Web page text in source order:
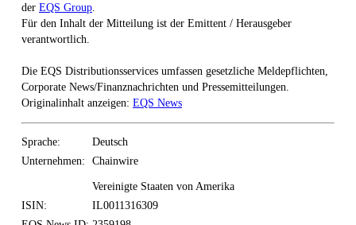
der EQS Group
Für den Inhalt der Mitteilung ist der Emittent / Herausgeber
verantwortlich.
Die EQS Distributionsservices umfassen gesetzliche Meldepflichten,
Corporate News/Finanznachrichten und Pressemitteilungen.
Originalinhalt anzeigen: EQS News
Sprache:
Deutsch
Unternehmen:
Chainwire
Vereinigte Staaten von Amerika
ISIN:
IL0011316309